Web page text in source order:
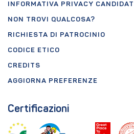
INFORMATIVA PRIVACY CANDIDATI
NON TROVI QUALCOSA?
RICHIESTA DI PATROCINIO
CODICE ETICO
CREDITS
AGGIORNA PREFERENZE
Certificazioni